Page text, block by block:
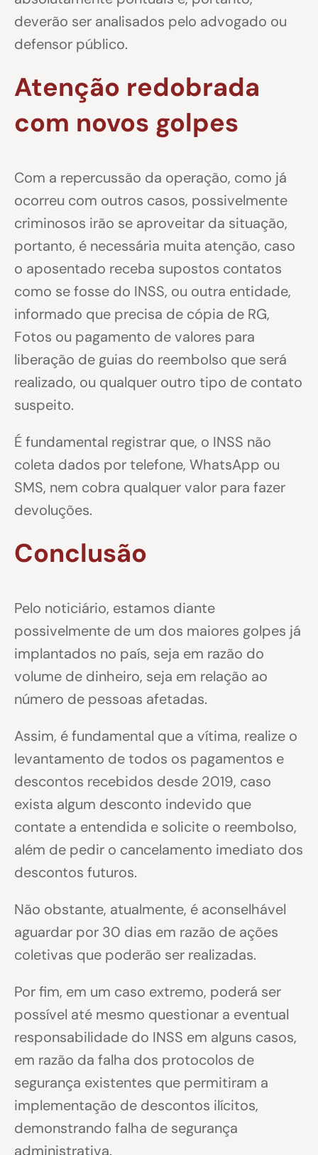
deverão ser analisados pelo advogado ou
defensor público.
Atenção redobrada
com novos golpes
Com a repercussão da operação, como já
ocorreu com outros casos, possivelmente
criminosos irão se aproveitar da situação,
portanto, é necessária muita atenção, caso
o aposentado receba supostos contatos
como se fosse do INSS, ou outra entidade,
informado que precisa de cópia de RG,
Fotos ou pagamento de valores para
liberação de guias do reembolso que será
realizado, ou qualquer outro tipo de contato
suspeito.
É fundamental registrar que, o INSS não
coleta dados por telefone, WhatsApp ou
SMS, nem cobra qualquer valor para fazer
devoluções.
Conclusão
Pelo noticiário, estamos diante
possivelmente de um dos maiores golpes já
implantados no país, seja em razão do
volume de dinheiro, seja em relação ao
número de pessoas afetadas.
Assim, é fundamental que a vítima, realize o
levantamento de todos os pagamentos e
descontos recebidos desde 2019, caso
exista algum desconto indevido que
contate a entendida e solicite o reembolso,
além de pedir o cancelamento imediato dos
descontos futuros.
Não obstante, atualmente, é aconselhável
aguardar por 30 dias em razão de ações
coletivas que poderão ser realizadas.
Por fim, em um caso extremo, poderá ser
possível até mesmo questionar a eventual
responsabilidade do INSS em alguns casos,
em razão da falha dos protocolos de
segurança existentes que permitiram a
implementação de descontos ilícitos,
demonstrando falha de segurança
administrativa.